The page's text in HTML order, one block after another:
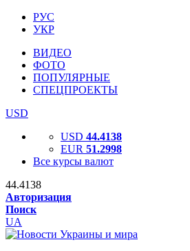
РУС
УКР
ВИДЕО
ФОТО
ПОПУЛЯРНЫЕ
СПЕЦПРОЕКТЫ
USD
USD 44.4138
EUR 51.2998
Все курсы валют
44.4138
Авторизация
Поиск
UA